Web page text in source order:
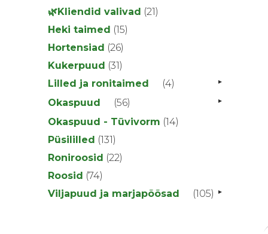
toodet
🌿Kliendid valivad 2121
Heki taimed 1515
Hortensiad 2626
toodet
Kukerpuud 3131
toodet
Lilled ja ronitaimed 44
▸
Okaspuud 5656
toodet
▸
Okaspuud - Tüvivorm 1414
Püsililled 131131
toodet
Roniroosid 2222
Roosid 7474
toodet
Viljapuud ja marjapõõsad 105105
▸